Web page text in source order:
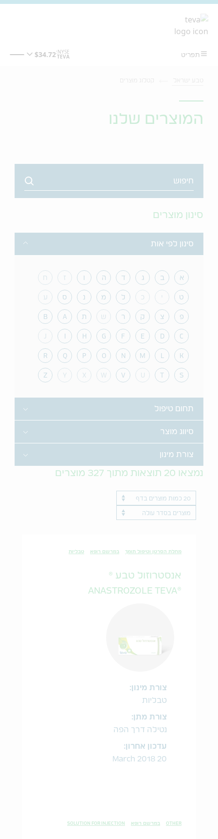
המוצרים שלנו
Search
סינון מוצרים
סינון לפי אות Toggle
א ב ג ד ה ז ח
ט י כ ל מ נ ס ע
פ צ ק ר ש ת A
B
C
D
E
F
G
H
J
K
L
M
N
O
P
Q
R
S
U
V
W
X
Y
Z
תחום טיפול Toggle
סיווג מוצר Toggle
צורת מינון Toggle
נמצאו 20 תוצאות מתוך 327 מוצרים
Results per page
ProductName
מחלת הסרטן וטיפול תומך במרשם רופא טבליות
אנסטרוזול טבע ®
®ANASTROZOLE TEVA
צורת מינון:
טבליות
צורת מתן:
נטילה דרך הפה
עדכון אחרון:
20 March 2018
OTHER במרשם רופא SOLUTION FOR INJECTION